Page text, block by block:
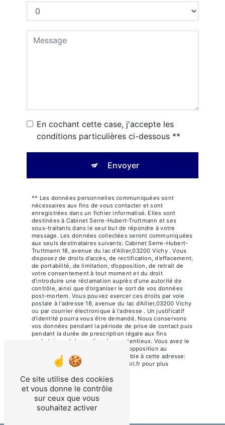
En cochant cette case, j'accepte les
conditions particulières ci-dessous **
Envoyer
** Les données personnelles communiquées sont
nécessaires aux fins de vous contacter et sont
enregistrées dans un fichier informatisé. Elles sont
destinées à Cabinet Serre-Hubert-Truttmann et ses
sous-traitants dans le seul but de répondre à votre
message. Les données collectées seront communiquées
aux seuls destinataires suivants: Cabinet Serre-Hubert-
Truttmann 18, avenue du lac d'Allier,03200 Vichy . Vous
disposez de droits d’accès, de rectification, d’effacement,
de portabilité, de limitation, d’opposition, de retrait de
votre consentement à tout moment et du droit
d’introduire une réclamation auprès d’une autorité de
contrôle, ainsi que d’organiser le sort de vos données
post-mortem. Vous pouvez exercer ces droits par voie
postale à l'adresse 18, avenue du lac d'Allier,03200 Vichy
ou par courrier électronique à l'adresse . Un justificatif
d'identité pourra vous être demandé. Nous conservons
vos données pendant la période de prise de contact puis
pendant la durée de prescription légale aux fins
probatoires et de gestion des contentieux. Vous avez le
droit de vous inscrire sur la liste d'opposition au
démarchage téléphonique, disponible à cette adresse:
Bloctel.gouv.fr. Consultez le site cnil.fr pour plus
Ce site utilise des cookies
et vous donne le contrôle
sur ceux que vous
souhaitez activer